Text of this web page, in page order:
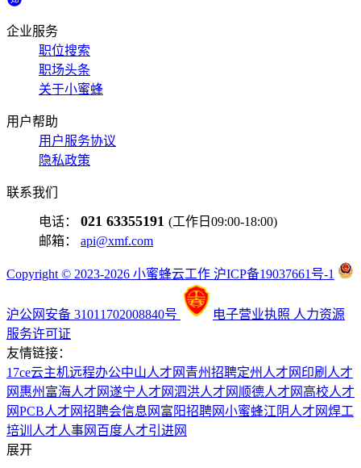
企业服务
职位搜索
职场头条
关于小蜜蜂
用户帮助
用户服务协议
隐私政策
联系我们
电话： 021 63355191 (工作日09:00-18:00)
邮箱： api@xmf.com
Copyright © 2023-2026 小蜜蜂云工作 沪ICP备19037661号-1
沪公网安备 31011702008840号 电子营业执照 人力资源
服务许可证
友情链接：
17ce云主机远程办公中山人才网 青州招聘定州人才网 印刷人才
网 惠州富海人才网遂宁人才网泗洪人才网 顺德人才网 高校人才
网PCB人才网招聘会信息网 富阳招聘网小蜜蜂江阴人才网焊工
培训 人才人事网 百度人才引进网
展开